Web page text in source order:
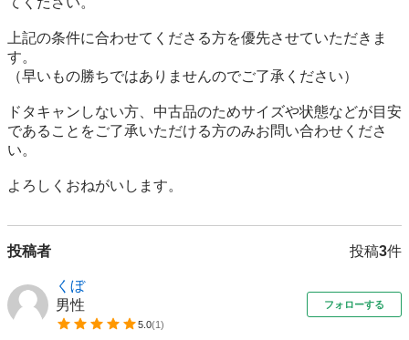
上記の条件に合わせてくださる方を優先させていただきま
す。
（早いもの勝ちではありませんのでご了承ください）
ドタキャンしない方、中古品のためサイズや状態などが目安
であることをご了承いただける方のみお問い合わせくださ
い。
よろしくおねがいします。
投稿者 投稿3件
くぼ
男性
5.0(1)
フォローする